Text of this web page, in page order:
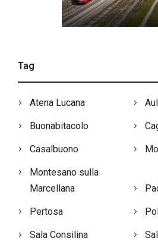
Tag
Atena Lucana
Buonabitacolo
Casalbuono
Montesano sulla
Marcellana
Pertosa
Sala Consilina